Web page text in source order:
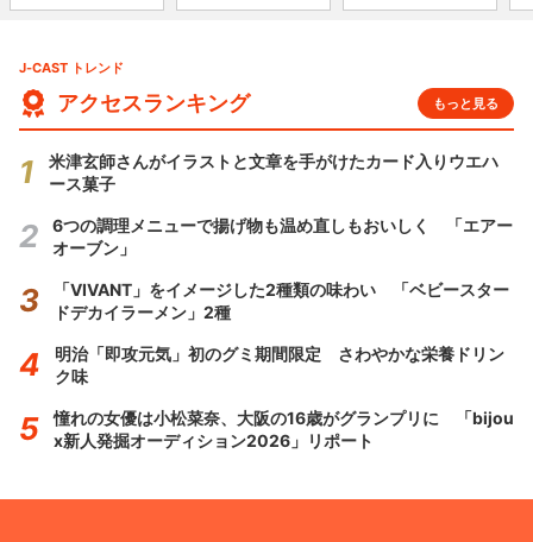
J-CAST トレンド
アクセスランキング もっと見る
米津玄師さんがイラストと文章を手がけたカード入りウエハ
ース菓子
6つの調理メニューで揚げ物も温め直しもおいしく 「エアー
オーブン」
「VIVANT」をイメージした2種類の味わい 「ベビースター
ドデカイラーメン」2種
明治「即攻元気」初のグミ期間限定 さわやかな栄養ドリン
ク味
憧れの女優は小松菜奈、大阪の16歳がグランプリに 「bijou
x新人発掘オーディション2026」リポート